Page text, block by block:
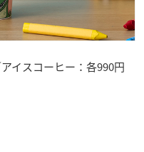
イスコーヒー：各990円